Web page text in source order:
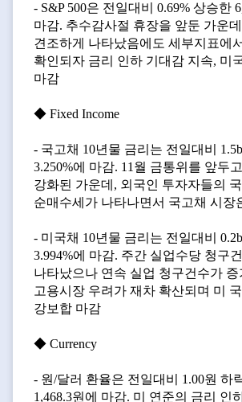
- S&P 500은 전일대비 0.69% 상승한
마감. 추수감사절 휴장을 앞둔 가운
견조하게 나타났음에도 세부지표에
확인되자 금리 인하 기대감 지속, 미
마감
◆ Fixed Income
- 국고채 10년물 금리는 전일대비
3.250%에 마감. 11월 금통위를 앞두
강화된 가운데, 외국인 투자자들의
순매수세가 나타나면서 국고채 시장
- 미국채 10년물 금리는 전일대비
3.994%에 마감. 주간 실업수당 청구
나타났으나 연속 실업 청구건수가
고용시장 우려가 재차 확산되며 미
강보합 마감
◆ Currency
- 원/달러 환율은 전일대비 1.00원 하
1,468.3원에 마감. 미 연준의 금리 인